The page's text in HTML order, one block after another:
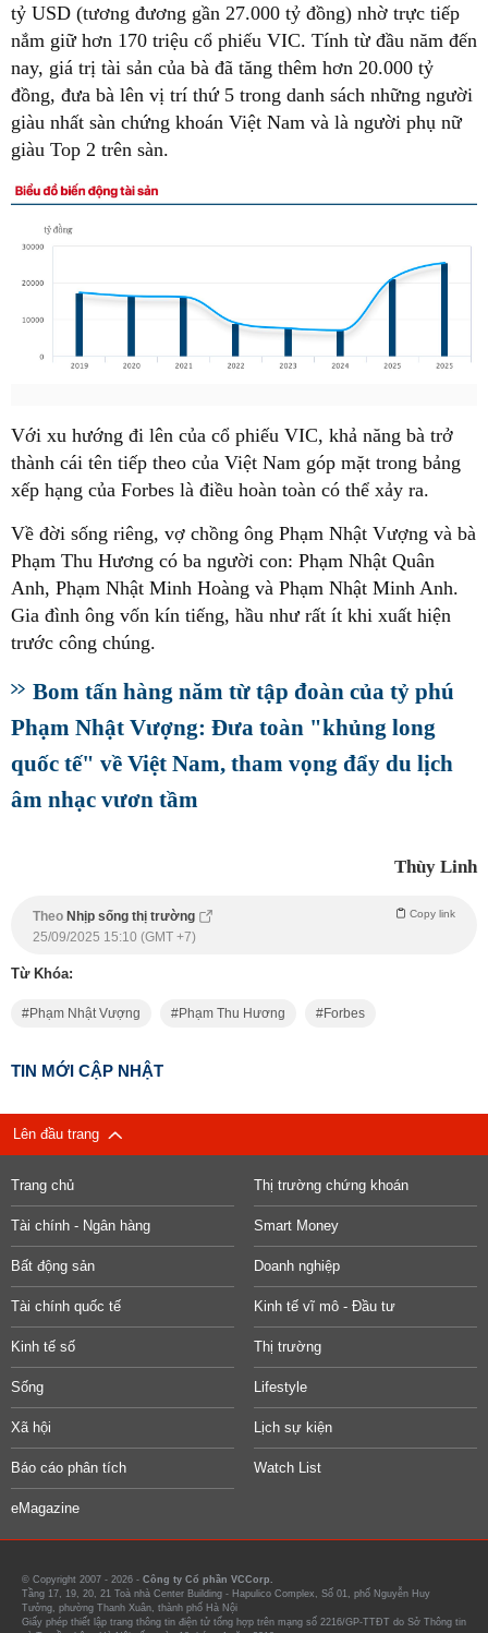
tỷ USD (tương đương gần 27.000 tỷ đồng) nhờ trực tiếp
nắm giữ hơn 170 triệu cổ phiếu VIC. Tính từ đầu năm đến
nay, giá trị tài sản của bà đã tăng thêm hơn 20.000 tỷ
đồng, đưa bà lên vị trí thứ 5 trong danh sách những người
giàu nhất sàn chứng khoán Việt Nam và là người phụ nữ
giàu Top 2 trên sàn.
Với xu hướng đi lên của cổ phiếu VIC, khả năng bà trở
thành cái tên tiếp theo của Việt Nam góp mặt trong bảng
xếp hạng của Forbes là điều hoàn toàn có thể xảy ra.
Về đời sống riêng, vợ chồng ông Phạm Nhật Vượng và bà
Phạm Thu Hương có ba người con: Phạm Nhật Quân
Anh, Phạm Nhật Minh Hoàng và Phạm Nhật Minh Anh.
Gia đình ông vốn kín tiếng, hầu như rất ít khi xuất hiện
trước công chúng.
Bom tấn hàng năm từ tập đoàn của tỷ phú
Phạm Nhật Vượng: Đưa toàn "khủng long
quốc tế" về Việt Nam, tham vọng đẩy du lịch
âm nhạc vươn tầm
Thùy Linh
Theo Nhịp sống thị trường Copy link
25/09/2025 15:10 (GMT +7)
Từ Khóa:
Phạm Nhật Vượng Phạm Thu Hương Forbes
TIN MỚI CẬP NHẬT
Lên đầu trang
Trang chủ Thị trường chứng khoán
Tài chính - Ngân hàng Smart Money
Bất động sản Doanh nghiệp
Tài chính quốc tế Kinh tế vĩ mô - Đầu tư
Kinh tế số Thị trường
Sống Lifestyle
Xã hội Lịch sự kiện
Báo cáo phân tích Watch List
eMagazine
© Copyright 2007 - 2026 - Công ty Cổ phần VCCorp.
Tầng 17, 19, 20, 21 Toà nhà Center Building - Hapulico Complex, Số 01, phố Nguyễn Huy
Tưởng, phường Thanh Xuân, thành phố Hà Nội
Giấy phép thiết lập trang thông tin điện tử tổng hợp trên mạng số 2216/GP-TTĐT do Sở Thông tin